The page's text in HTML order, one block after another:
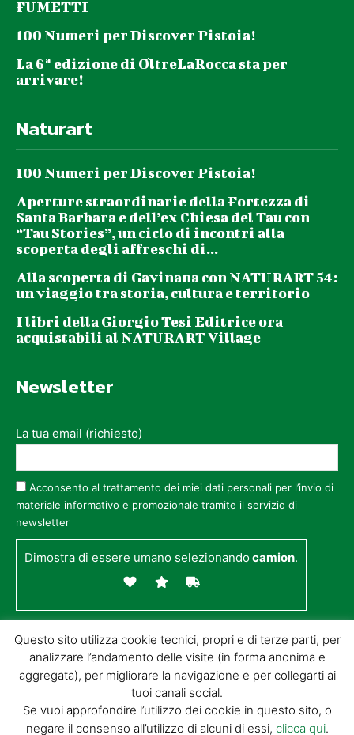
FUMETTI
100 Numeri per Discover Pistoia!
La 6ª edizione di OltreLaRocca sta per
arrivare!
Naturart
100 Numeri per Discover Pistoia!
Aperture straordinarie della Fortezza di
Santa Barbara e dell’ex Chiesa del Tau con
“Tau Stories”, un ciclo di incontri alla
scoperta degli affreschi di...
Alla scoperta di Gavinana con NATURART 54:
un viaggio tra storia, cultura e territorio
I libri della Giorgio Tesi Editrice ora
acquistabili al NATURART Village
Newsletter
La tua email (richiesto)
Acconsento al trattamento dei miei dati personali per l’invio di
materiale informativo e promozionale tramite il servizio di
newsletter
Dimostra di essere umano selezionandocamion.
Questo sito utilizza cookie tecnici, propri e di terze parti, per
analizzare l’andamento delle visite (in forma anonima e
aggregata), per migliorare la navigazione e per collegarti ai
tuoi canali social.
Se vuoi approfondire l’utilizzo dei cookie in questo sito, o
negare il consenso all’utilizzo di alcuni di essi, clicca qui.